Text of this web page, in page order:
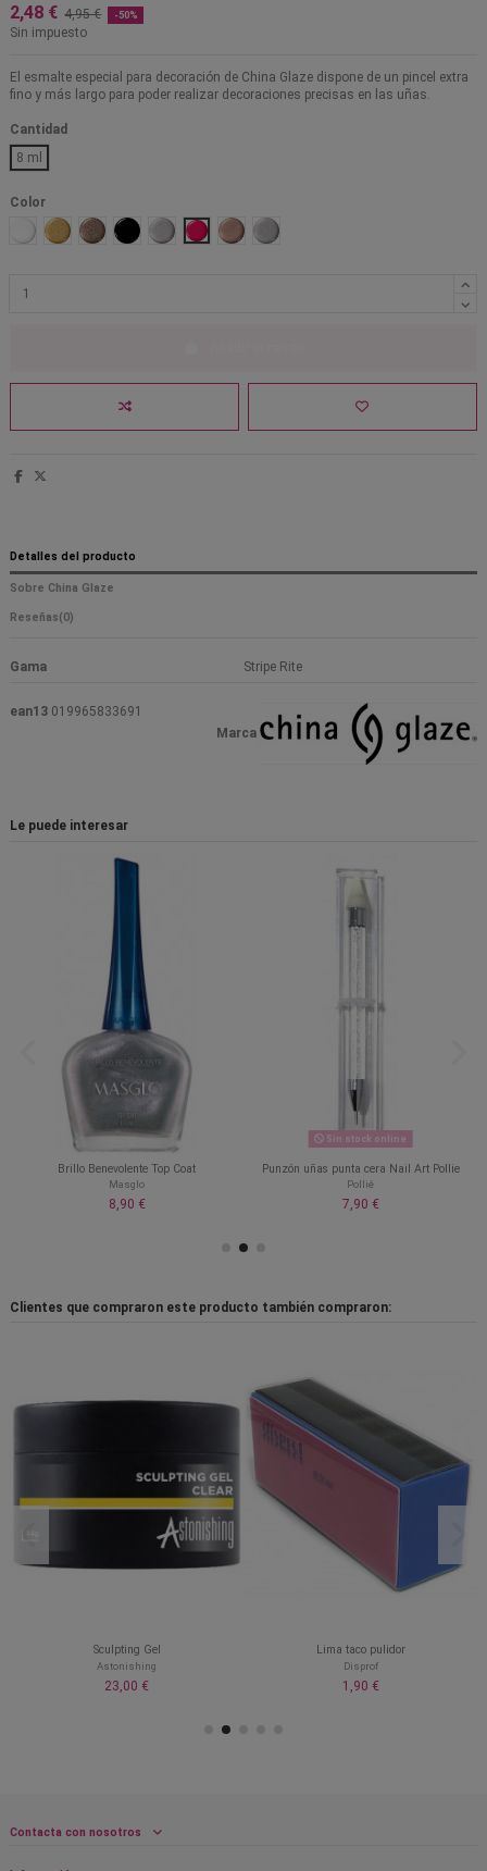
2,48 € 4,95 € -50%
Sin impuesto
El esmalte especial para decoración de China Glaze dispone de un pincel extra
fino y más largo para poder realizar decoraciones precisas en las uñas.
Cantidad
8 ml
Color
Best in SnowBrush Stroke Gold
Everyday Multicolor
Paint it BlackPixelated Silver
Pop Art PinkVan Gold Chrome
When in Chrome Silver
Detalles del producto
Sobre China Glaze
Reseñas(0)
Gama Stripe Rite
Marca
ean13 019965833691
Le puede interesar
Brillo Benevolente Top Coat
Masglo
8,90 €
Sin stock online
Punzón uñas punta cera Nail Art Pollie
Pollié
7,90 €
Clientes que compraron este producto también compraron:
Sculpting Gel
Astonishing
23,00 €
Lima taco pulidor
Disprof
1,90 €
Contacta con nosotros